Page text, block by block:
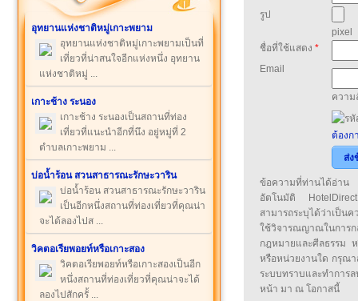
อุทยานแห่งชาติหมู่เกาะพยาม
อุทยานแห่งชาติหมู่เกาะพยามเป็นที่
เที่ยวที่น่าสนใจอีกแห่งหนึ่ง อุทยาน
แห่งชาติหมู่ ...
เกาะช้าง ระนอง
เกาะช้าง ระนองเป็นสถานที่ท่อง
เที่ยวที่แนะนำอีกที่นึง อยู่หมู่ที่ 2
ตำบลเกาะพยาม ...
บ่อน้ำร้อน สวนสาธารณะรักษะวาริน
บ่อน้ำร้อน สวนสาธารณะรักษะวาริน
เป็นอีกหนึ่งสถานที่ท่องเที่ยวที่คุณน่า
จะได้ลองไปส ...
วิคตอเรียพอยท์หรือเกาะสอง
วิคตอเรียพอยท์หรือเกาะสองเป็นอีก
หนึ่งสถานที่ท่องเที่ยวที่คุณน่าจะได้
ลองไปสักครั้ ...
รูป
pixel
ชื่อที่ใช้แสดง *
Email
ความ
ต้องก
ส่ง
ข้อความที่ท่านได้อ่าน
อัตโนมัติ
สามารถระบุได้ว่าเป็น
ใช้วิจารณญาณในกา
กฎหมายและศีลธรรม
หรือหน่วยงานใด กรุณา
ระบบทราบและทำกา
หน้า มา ณ โอกาสนี้